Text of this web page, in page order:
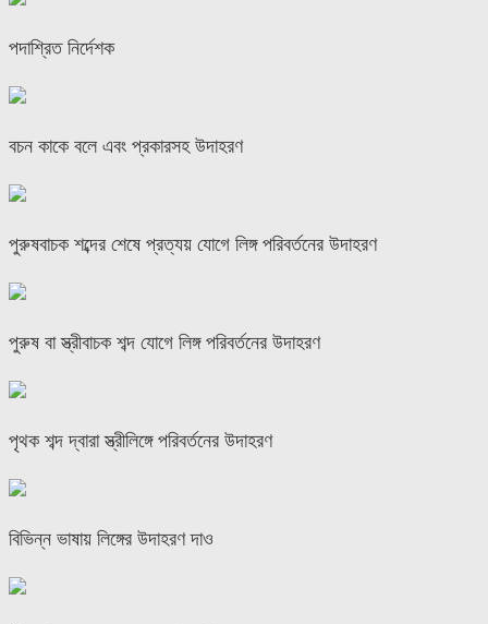
পদাশ্রিত নির্দেশক
বচন কাকে বলে এবং প্রকারসহ উদাহরণ
পুরুষবাচক শব্দের শেষে প্রত্যয় যোগে লিঙ্গ পরিবর্তনের উদাহরণ
পুরুষ বা স্ত্রীবাচক শব্দ যোগে লিঙ্গ পরিবর্তনের উদাহরণ
পৃথক শব্দ দ্বারা স্ত্রীলিঙ্গে পরিবর্তনের উদাহরণ
বিভিন্ন ভাষায় লিঙ্গের উদাহরণ দাও